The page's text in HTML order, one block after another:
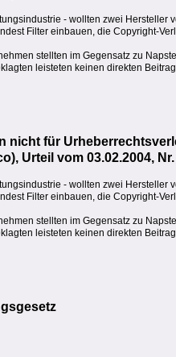
- wollten zwei
Filter einbauen, die Copyright-
stellten im Gegensatz zu
leisteten keinen direkten
nicht für
Urteil vom 03.02.2004, Nr.
- wollten zwei
Filter einbauen, die Copyright-
stellten im Gegensatz zu
leisteten keinen direkten